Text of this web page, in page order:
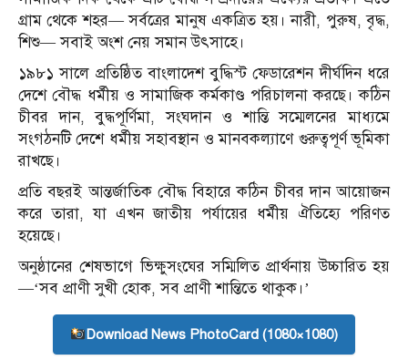
গ্রাম থেকে শহর— সর্বত্রের মানুষ একত্রিত হয়। নারী, পুরুষ, বৃদ্ধ,
শিশু— সবাই অংশ নেয় সমান উৎসাহে।
১৯৮১ সালে প্রতিষ্ঠিত বাংলাদেশ বুদ্ধিস্ট ফেডারেশন দীর্ঘদিন ধরে
দেশে বৌদ্ধ ধর্মীয় ও সামাজিক কর্মকাণ্ড পরিচালনা করছে। কঠিন
চীবর দান, বুদ্ধপূর্ণিমা, সংঘদান ও শান্তি সম্মেলনের মাধ্যমে
সংগঠনটি দেশে ধর্মীয় সহাবস্থান ও মানবকল্যাণে গুরুত্বপূর্ণ ভূমিকা
রাখছে।
প্রতি বছরই আন্তর্জাতিক বৌদ্ধ বিহারে কঠিন চীবর দান আয়োজন
করে তারা, যা এখন জাতীয় পর্যায়ের ধর্মীয় ঐতিহ্যে পরিণত
হয়েছে।
অনুষ্ঠানের শেষভাগে ভিক্ষুসংঘের সম্মিলিত প্রার্থনায় উচ্চারিত হয়
—‘সব প্রাণী সুখী হোক, সব প্রাণী শান্তিতে থাকুক।’
Download News PhotoCard (1080×1080)